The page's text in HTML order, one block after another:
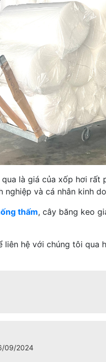
là giá của xốp hơi
và cá nhân kinh
thấm, cây băng keo
hệ với chúng tôi qua
09/2024